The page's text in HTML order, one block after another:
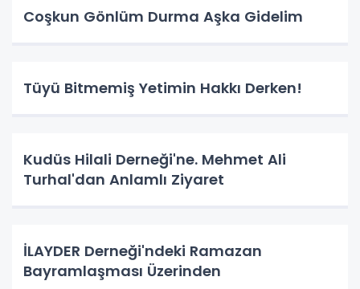
Coşkun Gönlüm Durma Aşka Gidelim
Tüyü Bitmemiş Yetimin Hakkı Derken!
Kudüs Hilali Derneği'ne. Mehmet Ali
Turhal'dan Anlamlı Ziyaret
İLAYDER Derneği'ndeki Ramazan
Bayramlaşması Üzerinden